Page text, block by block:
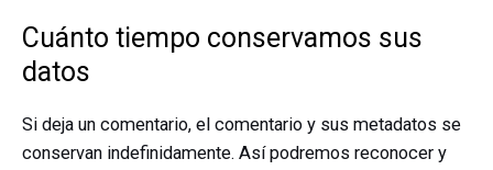
Cuánto tiempo conservamos sus
datos
Si deja un comentario, el comentario y sus metadatos se
conservan indefinidamente. Así podremos reconocer y